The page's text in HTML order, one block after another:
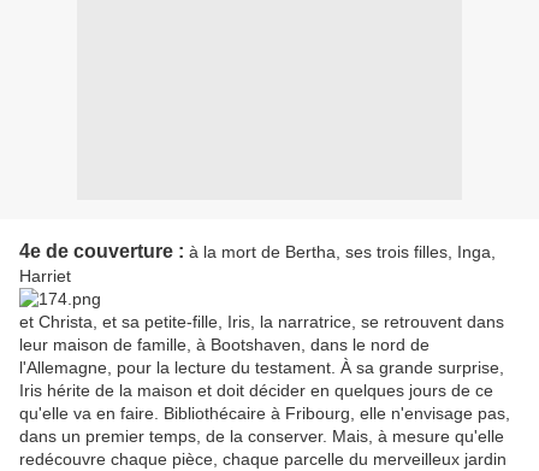
4e de couverture : à la mort de Bertha, ses trois filles, Inga,
Harriet
et Christa, et sa petite-fille, Iris, la narratrice, se retrouvent dans
leur maison de famille, à Bootshaven, dans le nord de
l'Allemagne, pour la lecture du testament. À sa grande surprise,
Iris hérite de la maison et doit décider en quelques jours de ce
qu'elle va en faire. Bibliothécaire à Fribourg, elle n'envisage pas,
dans un premier temps, de la conserver. Mais, à mesure qu'elle
redécouvre chaque pièce, chaque parcelle du merveilleux jardin